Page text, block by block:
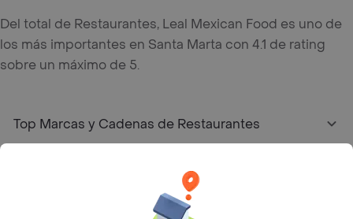
Del total de Restaurantes, Leal Mexican Food es uno de
los más importantes en Santa Marta con 4.1 de rating
sobre un máximo de 5.
Top Marcas y Cadenas de Restaurantes
Encuéntranos en estos países